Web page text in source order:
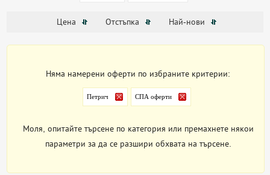
Цена Отстъпка Най-нови
Няма намерени оферти по избраните критерии:
Петрич СПА оферти
Моля, опитайте търсене по категория или премахнете някои
параметри за да се разшири обхвата на търсене.